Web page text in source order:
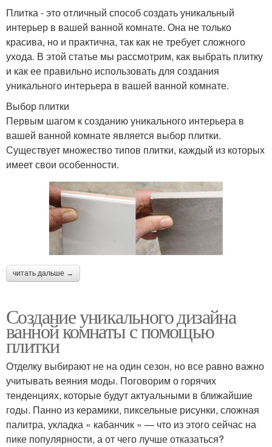
Плитка - это отличный способ создать уникальный
интерьер в вашей ванной комнате. Она не только
красива, но и практична, так как не требует сложного
ухода. В этой статье мы рассмотрим, как выбрать плитку
и как ее правильно использовать для создания
уникального интерьера в вашей ванной комнате.
Выбор плитки
Первым шагом к созданию уникального интерьера в
вашей ванной комнате является выбор плитки.
Существует множество типов плитки, каждый из которых
имеет свои особенности.
читать дальше →
Создание уникального дизайна
ванной комнаты с помощью
плитки
Отделку выбирают не на один сезон, но все равно важно
учитывать веяния моды. Поговорим о горячих
тенденциях, которые будут актуальными в ближайшие
годы. Панно из керамики, пиксельные рисунки, сложная
палитра, укладка « кабанчик » — что из этого сейчас на
пике популярности, а от чего лучше отказаться?